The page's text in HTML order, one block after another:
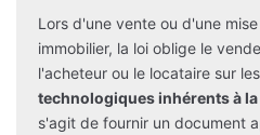
Lors d'une vente ou d'une
immobilier, la loi oblige le
l'acheteur ou le locataire sur les
technologiques inhérents à
s'agit de fournir un document